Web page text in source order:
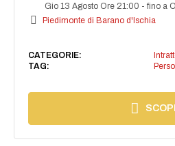
Gio 13 Agosto Ore 21:00 -fino a
Piedimonte di Barano d'Ischia
CATEGORIE:
TAG: